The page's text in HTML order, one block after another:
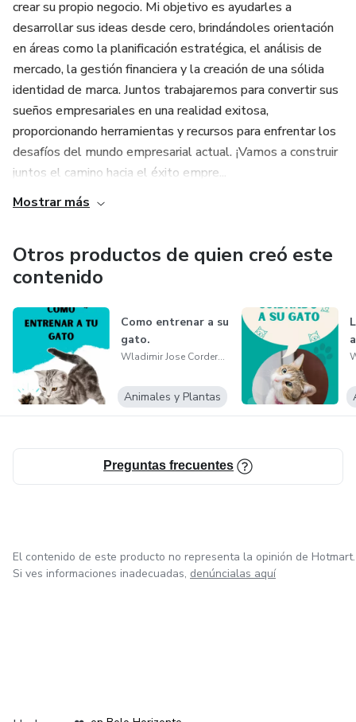
crear su propio negocio. Mi objetivo es ayudarles a
desarrollar sus ideas desde cero, brindándoles orientación
en áreas como la planificación estratégica, el análisis de
mercado, la gestión financiera y la creación de una sólida
identidad de marca. Juntos trabajaremos para convertir sus
sueños empresariales en una realidad exitosa,
proporcionando herramientas y recursos para enfrentar los
desafíos del mundo empresarial actual. ¡Vamos a construir
juntos el camino hacia el éxito empre...
Mostrar más
Otros productos de quien creó este
contenido
Como entrenar a su
gato.
Wladimir Jose Cordero Guevara
Animales y Plantas
Preguntas frecuentes
El contenido de este producto no representa la opinión de Hotmart.
Si ves informaciones inadecuadas, denúncialas aquí